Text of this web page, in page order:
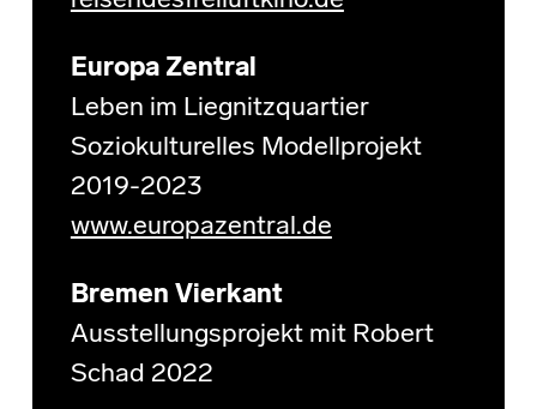
Europa Zentral
Leben im Liegnitzquartier
Soziokulturelles Modellprojekt
2019-2023
www.europazentral.de
Bremen Vierkant
Ausstellungsprojekt mit Robert
Schad 2022